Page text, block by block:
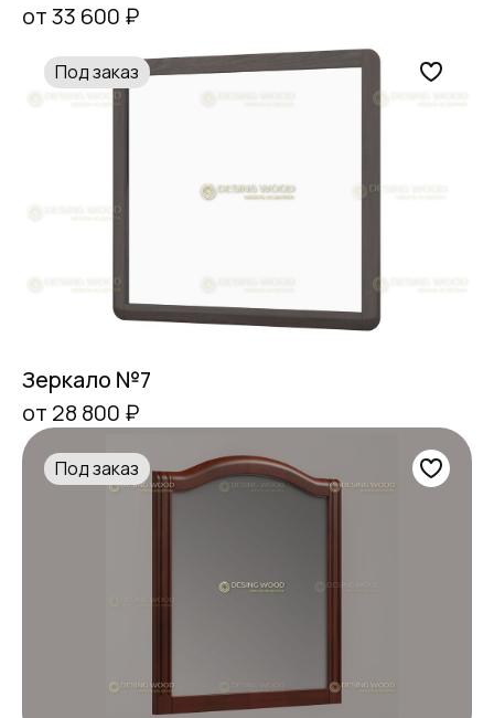
от 33 600 ₽
Под заказ
Зеркало №7
от 28 800 ₽
Под заказ